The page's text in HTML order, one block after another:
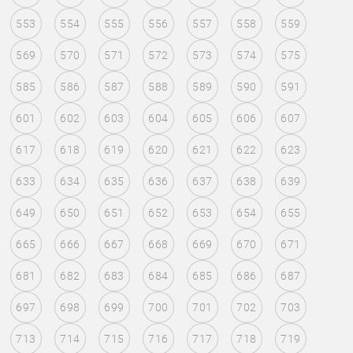
553 554 555 556 557 558 559
569 570 571 572 573 574 575
585 586 587 588 589 590 591
601 602 603 604 605 606 607
617 618 619 620 621 622 623
633 634 635 636 637 638 639
649 650 651 652 653 654 655
665 666 667 668 669 670 671
681 682 683 684 685 686 687
697 698 699 700 701 702 703
713 714 715 716 717 718 719